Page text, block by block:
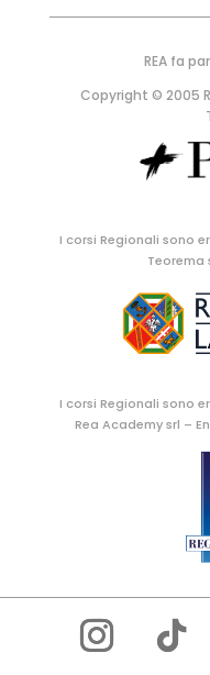
REA fa
Copyright © 2005
I corsi Regionali sono
Teorema
I corsi Regionali sono
Rea Academy srl –